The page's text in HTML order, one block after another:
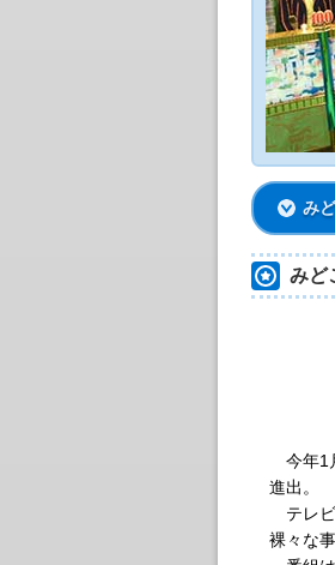
み
みど
今年1
進出。
テレビ
裸々な